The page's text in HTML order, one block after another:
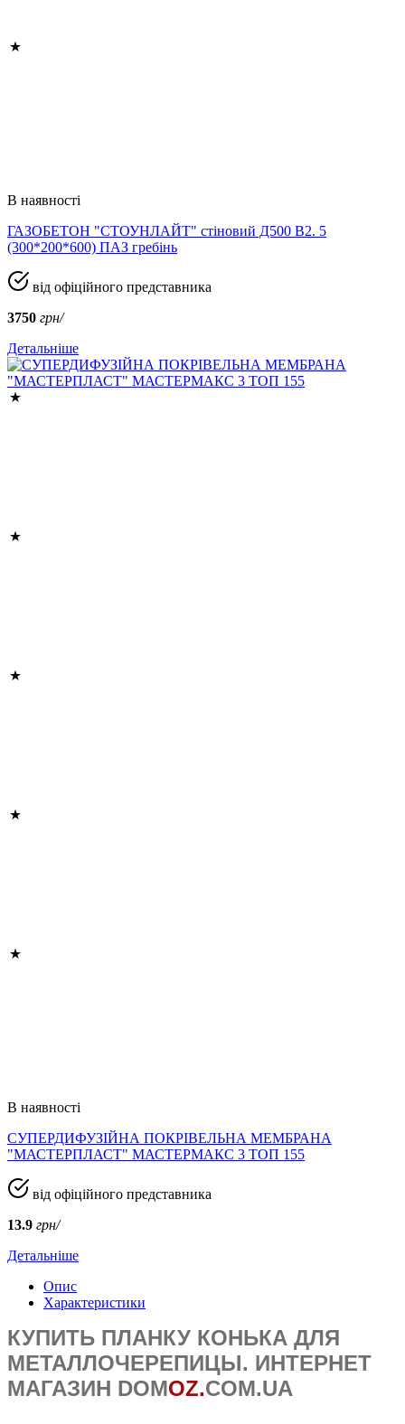
В наявності
ГАЗОБЕТОН "СТОУНЛАЙТ" стіновий Д500 В2. 5
(300*200*600) ПАЗ гребінь
від офіційного представника
3750 грн/
Детальніше
В наявності
СУПЕРДИФУЗІЙНА ПОКРІВЕЛЬНА МЕМБРАНА
"МАСТЕРПЛАСТ" МАСТЕРМАКС 3 ТОП 155
від офіційного представника
13.9 грн/
Детальніше
Опис
Характеристики
КУПИТЬ ПЛАНКУ КОНЬКА ДЛЯ
МЕТАЛЛОЧЕРЕПИЦЫ. ИНТЕРНЕТ
МАГАЗИН DOMOZ.COM.UA